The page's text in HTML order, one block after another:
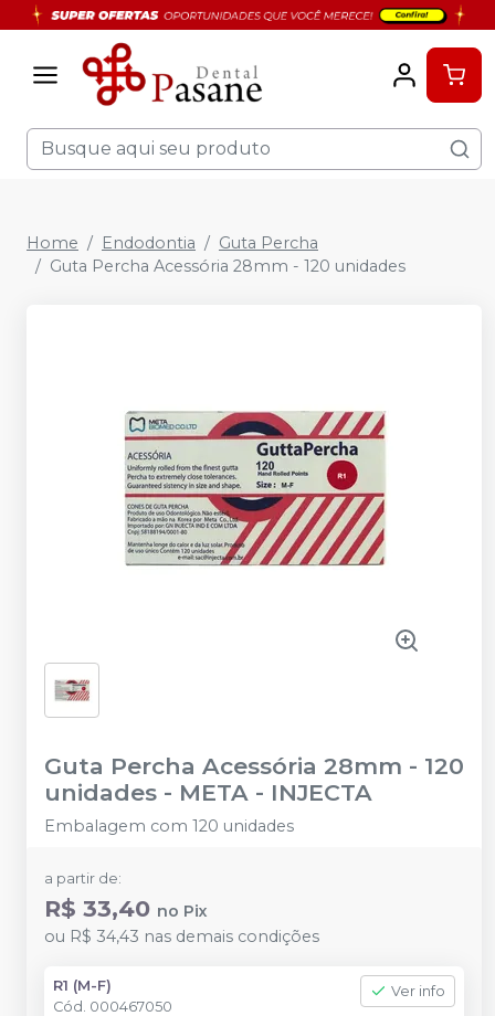
Home Endodontia
Guta Percha
Guta Percha Acessória 28mm - 120 unidades
Guta Percha Acessória 28mm - 120
unidades - META - INJECTA
Embalagem com 120 unidades
a partir de:
R$ 33,40 no Pix
ou R$ 34,43 nas demais condições
R1 (M-F)
Cód. 000467050
Ver info